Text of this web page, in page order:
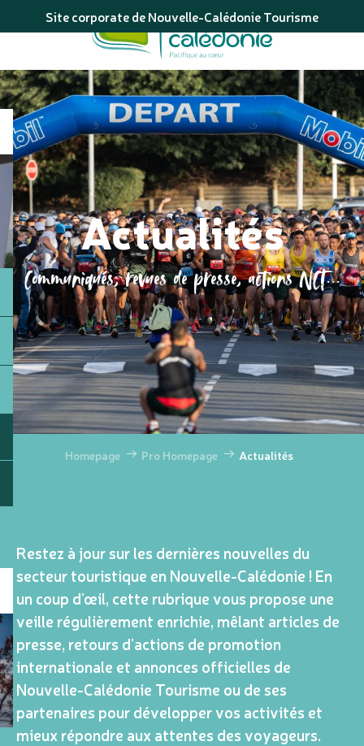
au
principal
Site corporate de Nouvelle-Calédonie Tourisme
Actualités
Communiqués, revues de presse, actions NCT...
Homepage Pro Homepage Actualités
Restez à jour sur les dernières nouvelles du
secteur touristique en Nouvelle-Calédonie ! En
un coup d’œil, cette rubrique vous propose une
veille régulièrement enrichie, mêlant articles de
presse, retours d’actions de promotion
internationale et annonces officielles de
Nouvelle-Calédonie Tourisme ou de ses
partenaires pour développer vos activités et
mieux répondre aux attentes des voyageurs.